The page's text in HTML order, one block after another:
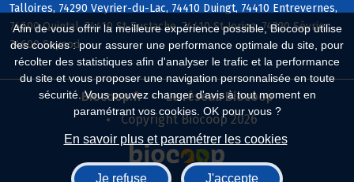
Afin de vous offrir la meilleure expérience possible, Biocoop utilise
des cookies : pour assurer une performance optimale du site, pour
récolter des statistiques afin d'analyser le trafic et la performance
du site et vous proposer une navigation personnalisée en toute
sécurité. Vous pouvez changer d'avis à tout moment en
paramétrant vos cookies. OK pour vous ?
En savoir plus et paramétrer les cookies
Je refuse J'accepte
Talloires, 74290 Veyrier-du-Lac, 74410 Duingt, 74410 Entrevernes,
74600 Quintal, 74410 St-Eustache, 74410 St-Jorioz, 74320 Sévrier,
74600 Seynod
Biocoop.fr
Le réseau Biocoop
Copyright Biocoop 2026